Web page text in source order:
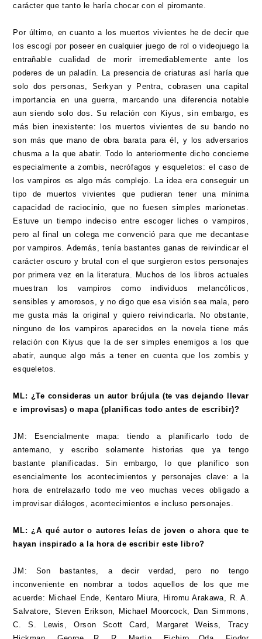
carácter que tanto le haría chocar con el piromante.
Por último, en cuanto a los muertos vivientes he de decir que
los escogí por poseer en cualquier juego de rol o videojuego la
entrañable cualidad de morir irremediablemente ante los
poderes de un paladín. La presencia de criaturas así haría que
solo dos personas, Serkyan y Pentra, cobrasen una capital
importancia en una guerra, marcando una diferencia notable
aun siendo solo dos. Su relación con Kiyus, sin embargo, es
más bien inexistente: los muertos vivientes de su bando no
son más que mano de obra barata para él, y los adversarios
chusma a la que abatir. Todo lo anteriormente dicho concierne
especialmente a zombis, necrófagos y esqueletos: el caso de
los vampiros es algo más complejo. La idea era conseguir un
tipo de muertos vivientes que pudieran tener una mínima
capacidad de raciocinio, que no fuesen simples marionetas.
Estuve un tiempo indeciso entre escoger liches o vampiros,
pero al final un colega me convenció para que me decantase
por vampiros. Además, tenía bastantes ganas de reivindicar el
carácter oscuro y brutal con el que surgieron estos personajes
por primera vez en la literatura. Muchos de los libros actuales
muestran los vampiros como individuos melancólicos,
sensibles y amorosos, y no digo que esa visión sea mala, pero
me gusta más la original y quiero reivindicarla. No obstante,
ninguno de los vampiros aparecidos en la novela tiene más
relación con Kiyus que la de ser simples enemigos a los que
abatir, aunque algo más a tener en cuenta que los zombis y
esqueletos.
ML: ¿Te consideras un autor brújula (te vas dejando llevar
e improvisas) o mapa (planificas todo antes de escribir)?
JM: Esencialmente mapa: tiendo a planificarlo todo de
antemano, y escribo solamente historias que ya tengo
bastante planificadas. Sin embargo, lo que planifico son
esencialmente los acontecimientos y personajes clave: a la
hora de entrelazarlo todo me veo muchas veces obligado a
improvisar diálogos, acontecimientos e incluso personajes.
ML: ¿A qué autor o autores leías de joven o ahora que te
hayan inspirado a la hora de escribir este libro?
JM: Son bastantes, a decir verdad, pero no tengo
inconveniente en nombrar a todos aquellos de los que me
acuerde: Michael Ende, Kentaro Miura, Hiromu Arakawa, R. A.
Salvatore, Steven Erikson, Michael Moorcock, Dan Simmons,
C. S. Lewis, Orson Scott Card, Margaret Weiss, Tracy